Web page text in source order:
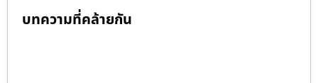
บทความที่คล้ายกัน